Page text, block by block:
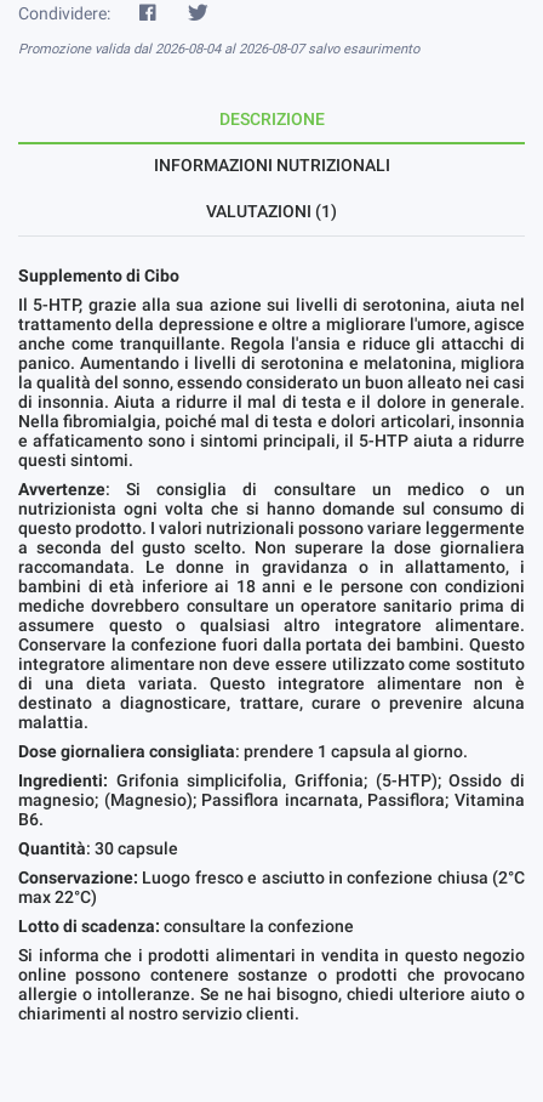
Condividere:
Promozione valida dal 2026-08-04 al 2026-08-07 salvo esaurimento
DESCRIZIONE
INFORMAZIONI NUTRIZIONALI
VALUTAZIONI (1)
Supplemento di Cibo
Il 5-HTP, grazie alla sua azione sui livelli di serotonina, aiuta nel
trattamento della depressione e oltre a migliorare l'umore, agisce
anche come tranquillante. Regola l'ansia e riduce gli attacchi di
panico. Aumentando i livelli di serotonina e melatonina, migliora
la qualità del sonno, essendo considerato un buon alleato nei casi
di insonnia. Aiuta a ridurre il mal di testa e il dolore in generale.
Nella fibromialgia, poiché mal di testa e dolori articolari, insonnia
e affaticamento sono i sintomi principali, il 5-HTP aiuta a ridurre
questi sintomi.
Avvertenze: Si consiglia di consultare un medico o un
nutrizionista ogni volta che si hanno domande sul consumo di
questo prodotto. I valori nutrizionali possono variare leggermente
a seconda del gusto scelto. Non superare la dose giornaliera
raccomandata. Le donne in gravidanza o in allattamento, i
bambini di età inferiore ai 18 anni e le persone con condizioni
mediche dovrebbero consultare un operatore sanitario prima di
assumere questo o qualsiasi altro integratore alimentare.
Conservare la confezione fuori dalla portata dei bambini. Questo
integratore alimentare non deve essere utilizzato come sostituto
di una dieta variata. Questo integratore alimentare non è
destinato a diagnosticare, trattare, curare o prevenire alcuna
malattia.
Dose giornaliera consigliata: prendere 1 capsula al giorno.
Ingredienti: Grifonia simplicifolia, Griffonia; (5-HTP); Ossido di
magnesio; (Magnesio); Passiflora incarnata, Passiflora; Vitamina
B6.
Quantità: 30 capsule
Conservazione: Luogo fresco e asciutto in confezione chiusa (2°C
max 22°C)
Lotto di scadenza: consultare la confezione
Si informa che i prodotti alimentari in vendita in questo negozio
online possono contenere sostanze o prodotti che provocano
allergie o intolleranze. Se ne hai bisogno, chiedi ulteriore aiuto o
chiarimenti al nostro servizio clienti.